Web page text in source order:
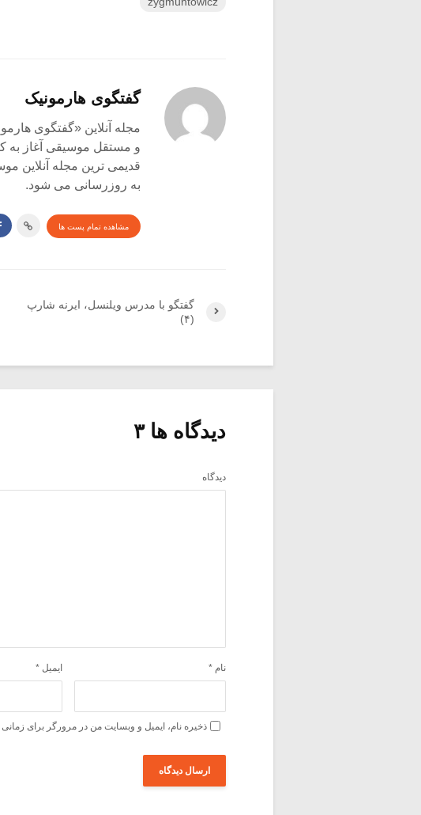
گفتگوی هارمونیک
و مستقل موسیقی آغاز به
قدیمی ترین مجله
به روزرسانی می شود.
مشاهده تمام پست ها
گفتگو با مدرس ویلنسل، ایرنه شارپ
(۴)
دیدگاه ها ۳
دیدگاه
نام * ایمیل *
ذخیره نام، ایمیل و وبسایت من در مرورگر برای